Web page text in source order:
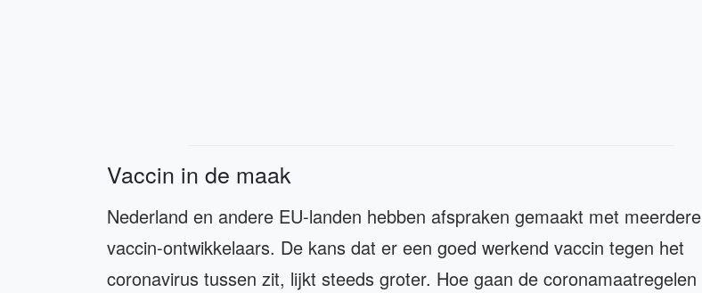
Vaccin in de maak
Nederland en andere EU-landen hebben afspraken gemaakt met meerdere
vaccin-ontwikkelaars. De kans dat er een goed werkend vaccin tegen het
coronavirus tussen zit, lijkt steeds groter. Hoe gaan de coronamaatregelen